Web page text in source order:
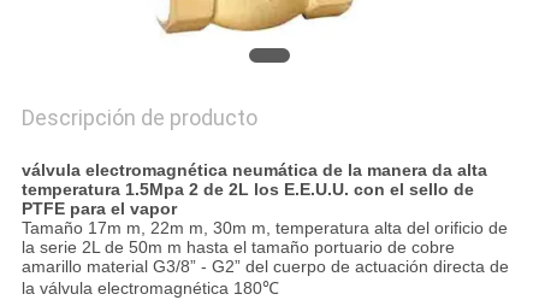
Descripción de producto
válvula electromagnética neumática de la manera da alta
temperatura 1.5Mpa 2 de 2L los E.E.U.U. con el sello de
PTFE para el vapor
Tamaño 17m m, 22m m, 30m m, temperatura alta del orificio de
la serie 2L de 50m m hasta el tamaño portuario de cobre
amarillo material G3/8” - G2” del cuerpo de actuación directa de
la válvula electromagnética 180℃